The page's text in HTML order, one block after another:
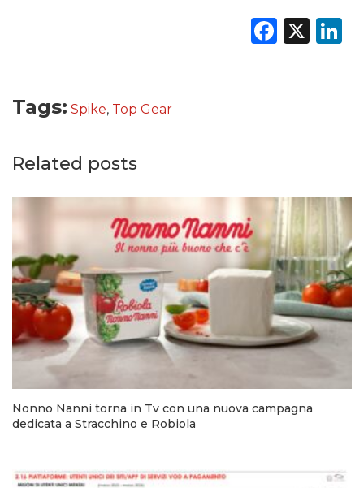
X
Tags: Spike, Top Gear
Related posts
Nonno Nanni torna in Tv con una nuova campagna
dedicata a Stracchino e Robiola